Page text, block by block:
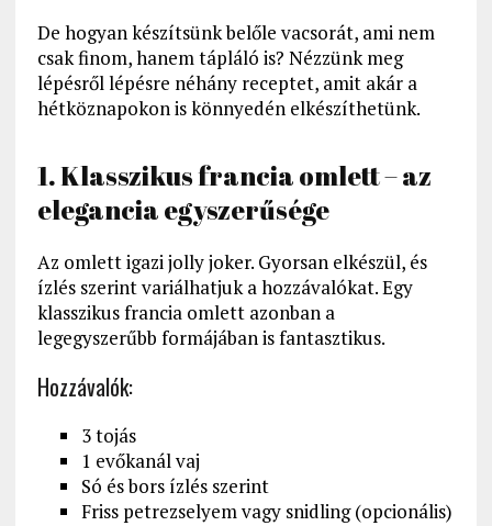
De hogyan készítsünk belőle vacsorát, ami nem
csak finom, hanem tápláló is? Nézzünk meg
lépésről lépésre néhány receptet, amit akár a
hétköznapokon is könnyedén elkészíthetünk.
1. Klasszikus francia omlett – az
elegancia egyszerűsége
Az omlett igazi jolly joker. Gyorsan elkészül, és
ízlés szerint variálhatjuk a hozzávalókat. Egy
klasszikus francia omlett azonban a
legegyszerűbb formájában is fantasztikus.
Hozzávalók:
3 tojás
1 evőkanál vaj
Só és bors ízlés szerint
Friss petrezselyem vagy snidling (opcionális)